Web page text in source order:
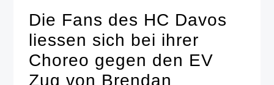
Die Fans des HC Davos
liessen sich bei ihrer
Choreo gegen den EV
Zug von Brendan